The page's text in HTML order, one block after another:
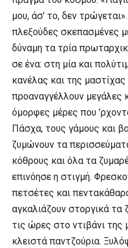
μου, άσ’ το, δεν
πλεξούδες σκεπασμένες
δύναμη τα τρία
σε ένα: στη μία και
κανέλας και της
προαναγγέλλουν μεγάλες
όμορφες μέρες που
Πάσχα, τους γάμους και
ζυμώνουν τα
κόθρους και όλα τα
επινόησε η στιγμή.
πετσέτες και
αγκαλιάζουν στοργικά
τις ώρες στο ντιβάνι της
κλειστά παντζούρια.